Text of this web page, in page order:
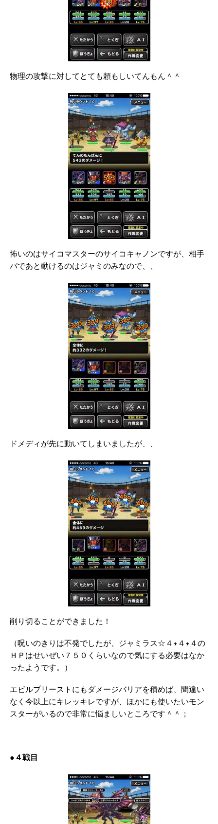
物理の攻撃に対してとても頼もしいてんもん＾＾
怖いのはサイコマスターのサイコキャノンですが、相手
パであと動けるのはジャミのみなので、、
ドメディが先に動いてしまいましたが、、
削り切ることができました！
（呪いのきりは不発でしたが、ジャミラス☆４+４+４の
ＨＰはせいぜい７５０くらいなので気にする必要はなか
ったようです。）
エビルプリーストにもダメージバリアを積めば、間違い
なく今以上にキレッキレですが、ほかにも使いたいモン
スターがいるので非常に悩ましいところです＾＾；
●４戦目